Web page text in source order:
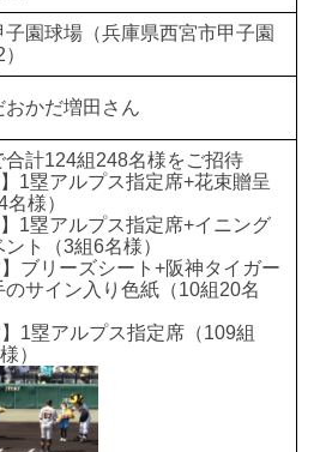
子園球場（兵庫県西宮市甲子園
おかだ増田さん
合計124組248名様をご招待
】1塁アルプス指定席+花束贈呈
名様）
】1塁アルプス指定席+イニング
ント（3組6名様）
】ブリーズシート+阪神タイガー
のサイン入り色紙（10組20名
】1塁アルプス指定席（109組
）